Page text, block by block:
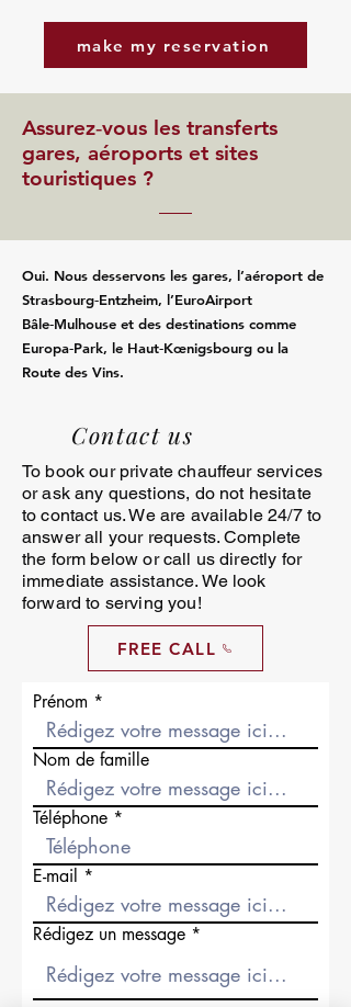
make my reservation
Assurez‑vous les transferts
gares, aéroports et sites
touristiques ?
Oui. Nous desservons les gares, l’aéroport de
Strasbourg‑Entzheim, l’EuroAirport
Bâle‑Mulhouse et des destinations comme
Europa‑Park, le Haut‑Kœnigsbourg ou la
Route des Vins.
Contact us
To book our private chauffeur services
or ask any questions, do not hesitate
to contact us. We are available 24/7 to
answer all your requests. Complete
the form below or call us directly for
immediate assistance. We look
forward to serving you!
FREE CALL
Prénom
Nom de famille
Téléphone
E-mail
Rédigez un message